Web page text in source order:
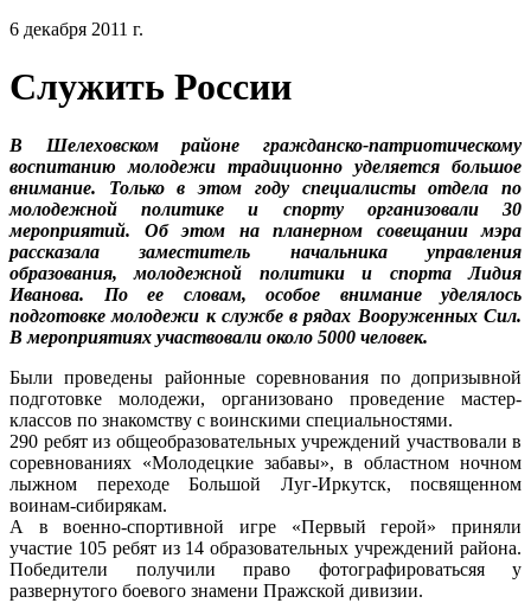
6 декабря 2011 г.
Служить России
В Шелеховском районе гражданско-патриотическому
воспитанию молодежи традиционно уделяется большое
внимание. Только в этом году специалисты отдела по
молодежной политике и спорту организовали 30
мероприятий. Об этом на планерном совещании мэра
рассказала заместитель начальника управления
образования, молодежной политики и спорта Лидия
Иванова. По ее словам, особое внимание уделялось
подготовке молодежи к службе в рядах Вооруженных Сил.
В мероприятиях участвовали около 5000 человек.
Были проведены районные соревнования по допризывной
подготовке молодежи, организовано проведение мастер-
классов по знакомству с воинскими специальностями.
290 ребят из общеобразовательных учреждений участвовали в
соревнованиях «Молодецкие забавы», в областном ночном
лыжном переходе Большой Луг-Иркутск, посвященном
воинам-сибирякам.
А в военно-спортивной игре «Первый герой» приняли
участие 105 ребят из 14 образовательных учреждений района.
Победители получили право фотографироватьсяя у
развернутого боевого знамени Пражской дивизии.